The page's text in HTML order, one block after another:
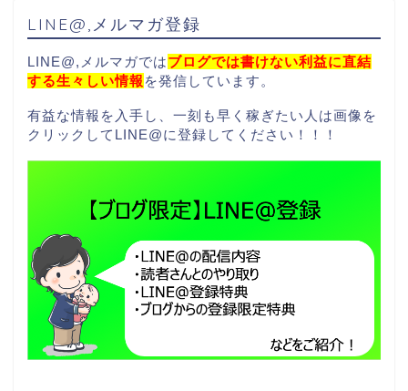
LINE@,メルマガ登録
LINE@,メルマガではブログでは書けない利益に直結
する生々しい情報 を発信しています。
有益な情報を入手し、一刻も早く稼ぎたい人は画像を
クリックしてLINE@に登録してください！！！